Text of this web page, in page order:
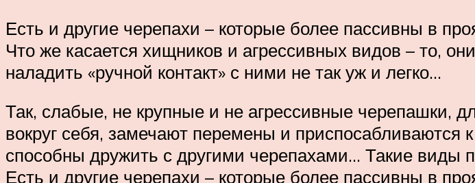
Есть и другие черепахи – которые более пассивны в
Что же касается хищников и агрессивных видов – то,
наладить «ручной контакт» с ними не так уж и легко…
Так, слабые, не крупные и не агрессивные черепашки,
вокруг себя, замечают перемены и приспосабливаются
способны дружить с другими черепахами… Такие виды
Есть и другие черепахи – которые более пассивны в